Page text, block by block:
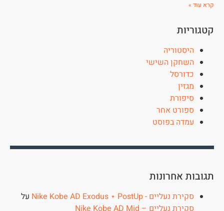
קרא עוד »
קטגוריות
היסטוריה
השחקן השישי
כדורסל
מגזין
סיפורת
ספורט אחר
עמדה בפוסט
תגובות אחרונות
סקירת נעליים - Nike Kobe AD Exodus ⋆ PostUp
על
סקירת נעליים – Nike Kobe AD Mid